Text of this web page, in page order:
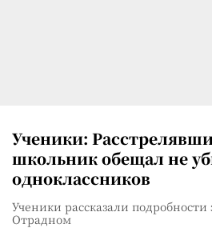
Ученики:
школьник обещал не
одноклассников
Ученики рассказали
Отрадном